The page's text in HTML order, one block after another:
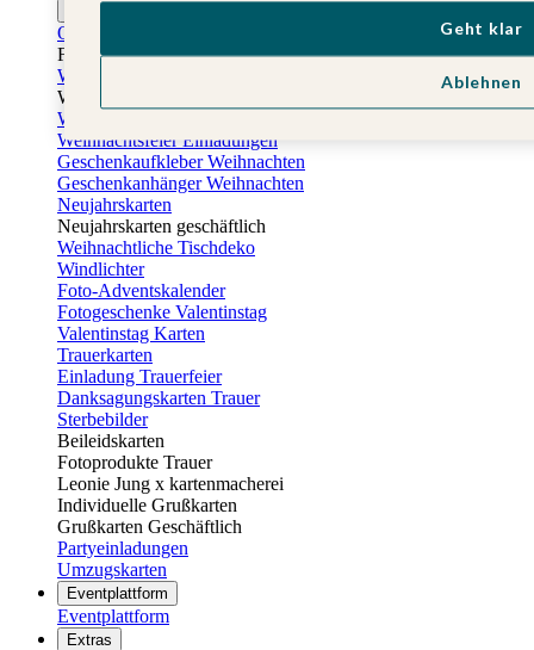
Ostern
Osterkarten
Fotogeschenke zu Ostern
Weihnachtskarten
Weihnachtskarten selbst gestalten
Weihnachtskarten geschäftlich
Weihnachtsfeier Einladungen
Geschenkaufkleber Weihnachten
Geschenkanhänger Weihnachten
Neujahrskarten
Neujahrskarten geschäftlich
Weihnachtliche Tischdeko
Windlichter
Foto-Adventskalender
Fotogeschenke Valentinstag
Valentinstag Karten
Trauerkarten
Einladung Trauerfeier
Danksagungskarten Trauer
Sterbebilder
Beileidskarten
Fotoprodukte Trauer
Leonie Jung x kartenmacherei
Individuelle Grußkarten
Grußkarten Geschäftlich
Partyeinladungen
Umzugskarten
Eventplattform
Eventplattform
Extras
Ablehnen
Geht klar